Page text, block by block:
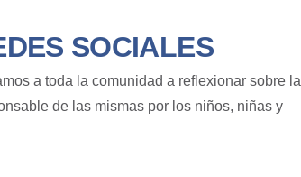
SOCIALES
a toda la comunidad a reflexionar sobre la
de las mismas por los niños, niñas y